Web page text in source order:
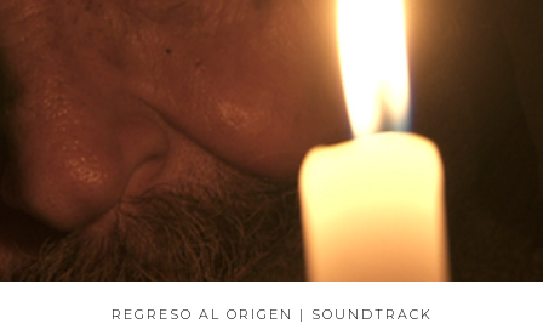
REGRESO AL ORIGEN | SOUNDTRACK